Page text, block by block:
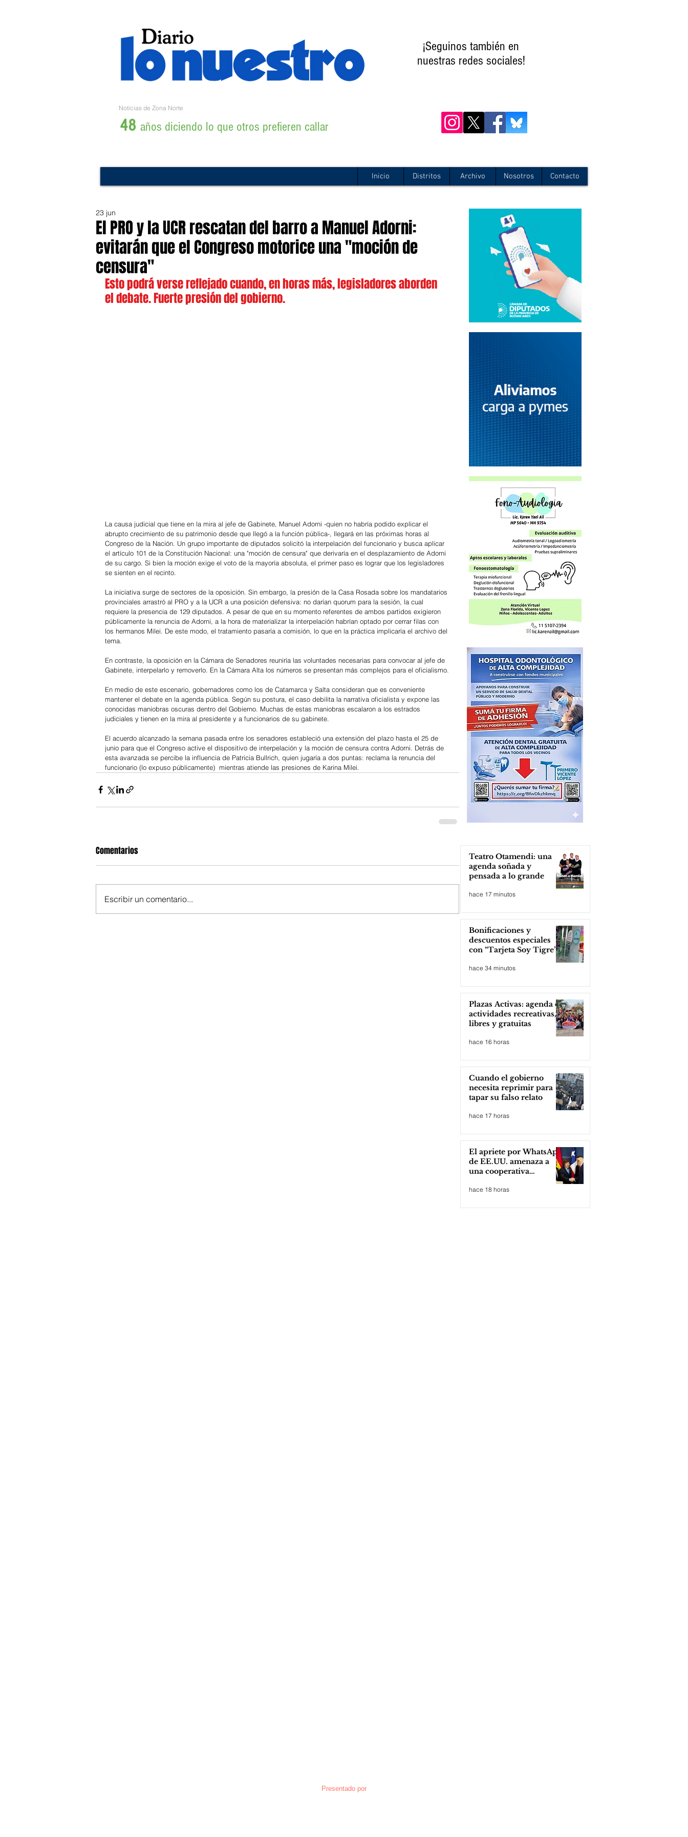
¡Seguinos también en
nuestras redes sociales!
Noticias de Zona Norte
48 años diciendo lo que otros prefieren callar
Inicio Distritos Archivo Nosotros Contacto
El PRO y la UCR rescatan del barro a Manuel Adorni:
evitarán que el Congreso motorice una "moción de
censura"
23 jun
Esto podrá verse reflejado cuando, en horas más, legisladores aborden
el debate. Fuerte presión del gobierno.
La causa judicial que tiene en la mira al jefe de Gabinete, Manuel Adorni -quien no habría podido explicar el
abrupto crecimiento de su patrimonio desde que llegó a la función pública-, llegará en las próximas horas al
Congreso de la Nación. Un grupo importante de diputados solicitó la interpelación del funcionario y busca aplicar
el artículo 101 de la Constitución Nacional: una "moción de censura" que derivaría en el desplazamiento de Adorni
de su cargo. Si bien la moción exige el voto de la mayoría absoluta, el primer paso es lograr que los legisladores
se sienten en el recinto.
La iniciativa surge de sectores de la oposición. Sin embargo, la presión de la Casa Rosada sobre los mandatarios
provinciales arrastró al PRO y a la UCR a una posición defensiva: no darían quorum para la sesión, la cual
requiere la presencia de 129 diputados. A pesar de que en su momento referentes de ambos partidos exigieron
públicamente la renuncia de Adorni, a la hora de materializar la interpelación habrían optado por cerrar filas con
los hermanos Milei. De este modo, el tratamiento pasaría a comisión, lo que en la práctica implicaría el archivo del
tema.
En contraste, la oposición en la Cámara de Senadores reuniría las voluntades necesarias para convocar al jefe de
Gabinete, interpelarlo y removerlo. En la Cámara Alta los números se presentan más complejos para el oficialismo.
En medio de este escenario, gobernadores como los de Catamarca y Salta consideran que es conveniente
mantener el debate en la agenda pública. Según su postura, el caso debilita la narrativa oficialista y expone las
conocidas maniobras oscuras dentro del Gobierno. Muchas de estas maniobras escalaron a los estrados
judiciales y tienen en la mira al presidente y a funcionarios de su gabinete.
El acuerdo alcanzado la semana pasada entre los senadores estableció una extensión del plazo hasta el 25 de
junio para que el Congreso active el dispositivo de interpelación y la moción de censura contra Adorni. Detrás de
esta avanzada se percibe la influencia de Patricia Bullrich, quien jugaría a dos puntas: reclama la renuncia del
funcionario (lo expuso públicamente)  mientras atiende las presiones de Karina Milei.
Comentarios
Escribir un comentario...
Teatro Otamendi: una
agenda soñada y
pensada a lo grande
hace 17 minutos
Bonificaciones y
descuentos especiales
con “Tarjeta Soy Tigre”
hace 34 minutos
Plazas Activas: agenda de
actividades recreativas,
libres y gratuitas
hace 16 horas
Cuando el gobierno
necesita reprimir para
tapar su falso relato
hace 17 horas
El apriete por WhatsApp
de EE.UU. amenaza a
una cooperativa
argentina para boicotear
a Huawei
hace 18 horas
Presentado por